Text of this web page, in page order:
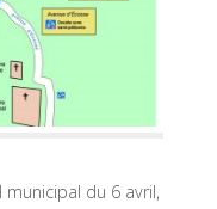
du 6 avril,